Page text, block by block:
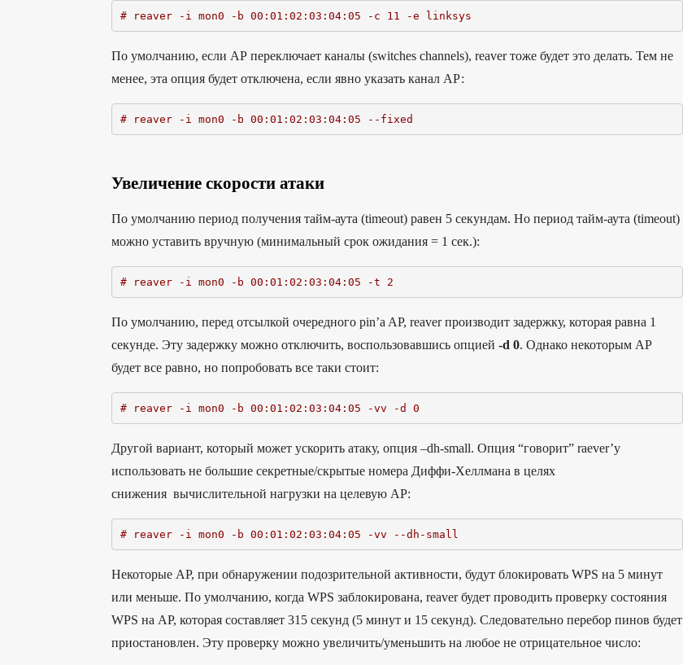
# reaver -i mon0 -b 00:01:02:03:04:05 -c 11 -e linksys
По умолчанию, если АР переключает каналы (switches channels), reaver тоже будет это делать. Тем не
менее, эта опция будет отключена, если явно указать канал АР:
# reaver -i mon0 -b 00:01:02:03:04:05 --fixed
Увеличение скорости атаки
По умолчанию период получения тайм-аута (timeout) равен 5 секундам. Но период тайм-аута (timeout)
можно уставить вручную (минимальный срок ожидания = 1 сек.):
# reaver -i mon0 -b 00:01:02:03:04:05 -t 2
По умолчанию, перед отсылкой очередного pin’a AP, reaver производит задержку, которая равна 1
секунде. Эту задержку можно отключить, воспользовавшись опцией -d 0. Однако некоторым АР
будет все равно, но попробовать все таки стоит:
# reaver -i mon0 -b 00:01:02:03:04:05 -vv -d 0
Другой вариант, который может ускорить атаку, опция –dh-small. Опция “говорит” raever’y
использовать не большие секретные/скрытые номера Диффи-Хеллмана в целях
снижения вычислительной нагрузки на целевую AP:
# reaver -i mon0 -b 00:01:02:03:04:05 -vv --dh-small
Некоторые АР, при обнаружении подозрительной активности, будут блокировать WPS на 5 минут
или меньше. По умолчанию, когда WPS заблокирована, reaver будет проводить проверку состояния
WPS на АР, которая составляет 315 секунд (5 минут и 15 секунд). Следовательно перебор пинов будет
приостановлен. Эту проверку можно увеличить/уменьшить на любое не отрицательное число: